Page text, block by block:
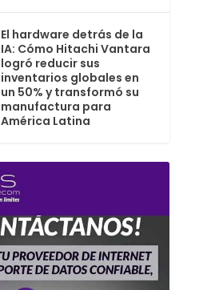
El hardware detrás de la
IA: Cómo Hitachi Vantara
logró reducir sus
inventarios globales en
un 50% y transformó su
manufactura para
América Latina